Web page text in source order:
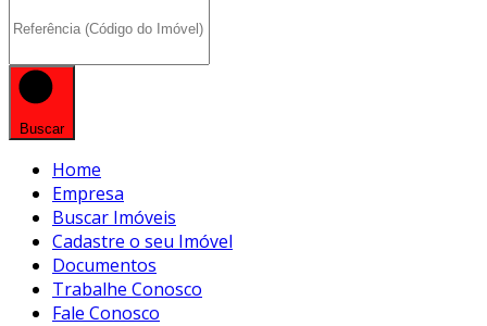
Buscar
Home
Empresa
Buscar Imóveis
Cadastre o seu Imóvel
Documentos
Trabalhe Conosco
Fale Conosco